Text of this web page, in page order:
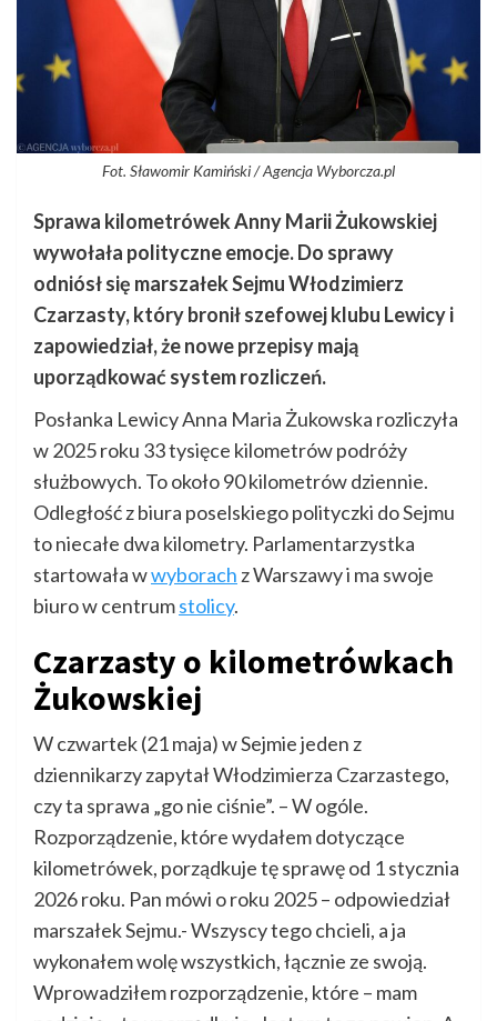
Fot. Sławomir Kamiński / Agencja Wyborcza.pl
Sprawa kilometrówek Anny Marii Żukowskiej
wywołała polityczne emocje. Do sprawy
odniósł się marszałek Sejmu Włodzimierz
Czarzasty, który bronił szefowej klubu Lewicy i
zapowiedział, że nowe przepisy mają
uporządkować system rozliczeń.
Posłanka Lewicy Anna Maria Żukowska rozliczyła
w 2025 roku 33 tysięce kilometrów podróży
służbowych. To około 90 kilometrów dziennie.
Odległość z biura poselskiego polityczki do Sejmu
to niecałe dwa kilometry. Parlamentarzystka
startowała wwyborach z Warszawy i ma swoje
biuro w centrumstolicy.
Czarzasty o kilometrówkach
Żukowskiej
W czwartek (21 maja) w Sejmie jeden z
dziennikarzy zapytał Włodzimierza Czarzastego,
czy ta sprawa „go nie ciśnie”. – W ogóle.
Rozporządzenie, które wydałem dotyczące
kilometrówek, porządkuje tę sprawę od 1 stycznia
2026 roku. Pan mówi o roku 2025 – odpowiedział
marszałek Sejmu.- Wszyscy tego chcieli, a ja
wykonałem wolę wszystkich, łącznie ze swoją.
Wprowadziłem rozporządzenie, które – mam